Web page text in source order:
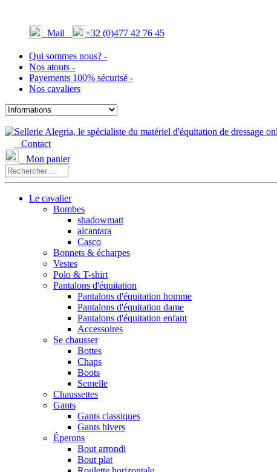
Mail +32 (0)477 42 76 45
Qui sommes nous? -
Nos atouts -
Payements 100% sécurisé -
Nos cavaliers
Contact
Mon panier
Le cavalier
Bombes
shadowmatt
alcantara
Casco
Bonnets & écharpes
Vestes
Polo & T-shirt
Pantalons d'équitation
Pantalons d'équitation homme
Pantalons d'équitation dame
Pantalons d'équitation enfant
Accessoires
Se chausser
Bottes
Chaps
Boots
Semelle
Chaussettes
Gants
Gants classiques
Gants hivers
Éperons
Bout arrondi
Bout plat